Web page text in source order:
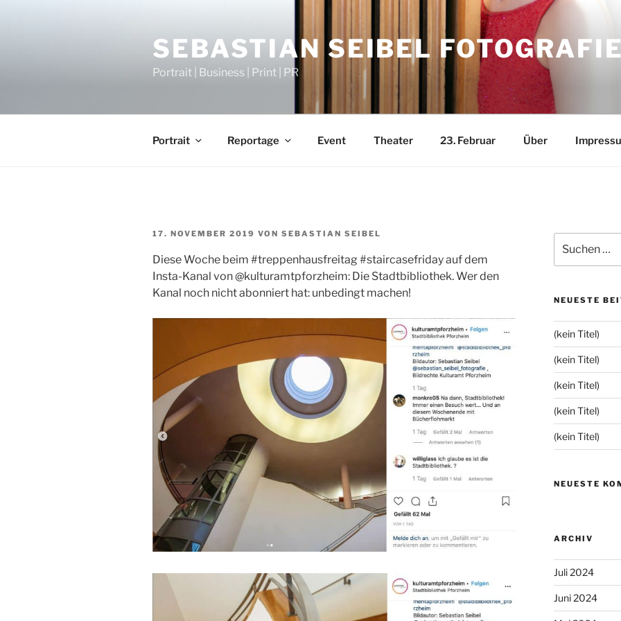
SEBASTIAN SEIBEL FOTOGRAFIE
Portrait | Business | Print | PR
Portrait Reportage Event Theater 23. Februar Über
VERÖFFENTLICHT
17. NOVEMBER 2019 VON SEBASTIAN SEIBEL
Diese Woche beim #treppenhausfreitag #staircasefriday auf dem
Insta-Kanal von @kulturamtpforzheim: Die Stadtbibliothek. Wer den
Kanal noch nicht abonniert hat: unbedingt machen!
nach:
NEUESTE
(kein Titel)
(kein Titel)
(kein Titel)
(kein Titel)
(kein Titel)
NEUESTE
ARCHIV
Juli 2024
Juni 2024